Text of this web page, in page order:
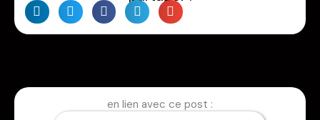
en lien avec ce post :